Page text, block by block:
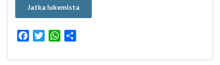
Jatka lukemista
c
i
W
a
a